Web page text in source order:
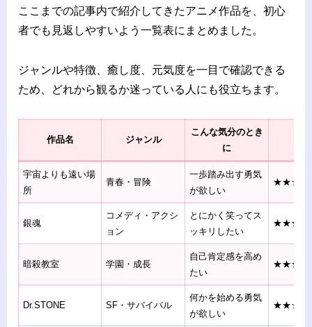
ここまでの記事内で紹介してきたアニメ作品を、初心
者でも見返しやすいよう一覧表にまとめました。
ジャンルや特徴、癒し度、元気度を一目で確認できる
ため、どれから観るか迷っている人にも役立ちます。
作品名 ジャンル
こんな気分のとき
に
宇宙よりも遠い場
所
青春・冒険
一歩踏み出す勇気
が欲しい
銀魂
コメディ・アクシ
ョン
とにかく笑ってス
ッキリしたい
暗殺教室 学園・成長
自己肯定感を高め
たい
Dr.STONE SF・サバイバル
何かを始める勇気
が欲しい